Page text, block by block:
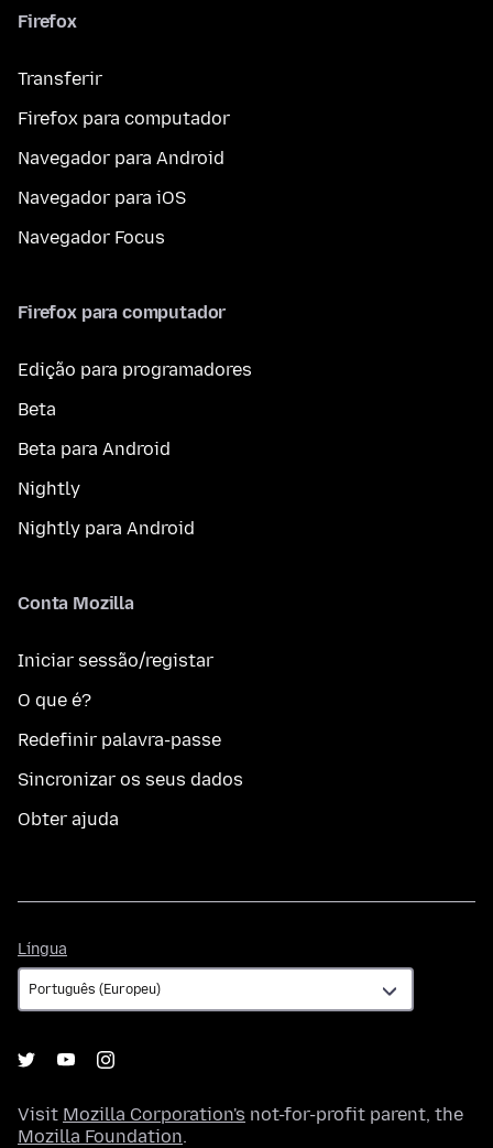
Firefox
Transferir
Firefox para computador
Navegador para Android
Navegador para iOS
Navegador Focus
Firefox para computador
Edição para programadores
Beta
Beta para Android
Nightly
Nightly para Android
Conta Mozilla
Iniciar sessão/registar
O que é?
Redefinir palavra-passe
Sincronizar os seus dados
Obter ajuda
Língua
Visit Mozilla Corporation's not-for-profit parent, the
Mozilla Foundation.